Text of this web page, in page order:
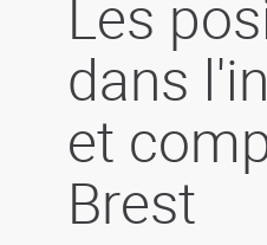
Les
dans
et
Brest